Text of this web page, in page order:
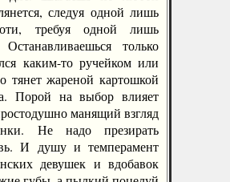
следуя одной лишь
требуя одной лишь
только
каким-то ручейком или
тянет жареной картошкой
Порой на выбор влияет
манящий взгляд
Не надо презирать
И душу и темперамент
девушек и вдобавок